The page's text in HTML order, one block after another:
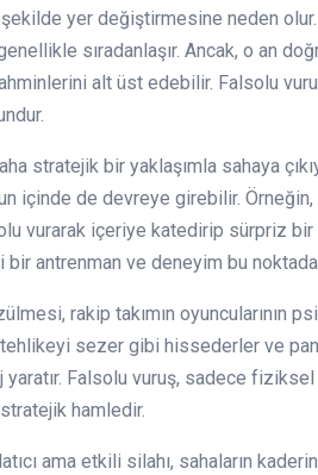
yer değiştirmesine neden
sıradanlaşır. Ancak, o an
alt üst edebilir. Falsolu
stratejik bir yaklaşımla sahaya
içinde de devreye girebilir. Örneğin,
vurarak içeriye katedirip sürpriz bir
antrenman ve deneyim bu
rakip takımın oyuncularının
sezer gibi hissederler ve
yaratır. Falsolu vuruş, sadece
hamledir.
ama etkili silahı, sahaların